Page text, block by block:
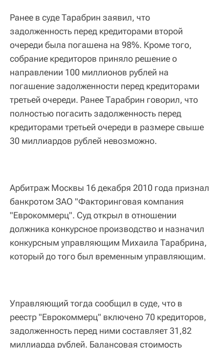
Ранее в суде Тарабрин заявил, что
задолженность перед кредиторами второй
очереди была погашена на 98%. Кроме того,
собрание кредиторов приняло решение о
направлении 100 миллионов рублей на
погашение задолженности перед кредиторами
третьей очереди. Ранее Тарабрин говорил, что
полностью погасить задолженность перед
кредиторами третьей очереди в размере свыше
30 миллиардов рублей невозможно.
Арбитраж Москвы 16 декабря 2010 года признал
банкротом ЗАО "Факторинговая компания
"Еврокоммерц". Суд открыл в отношении
должника конкурсное производство и назначил
конкурсным управляющим Михаила Тарабрина,
который до того был временным управляющим.
Управляющий тогда сообщил в суде, что в
реестр "Еврокоммерц" включено 70 кредиторов,
задолженность перед ними составляет 31,82
миллиарда рублей. Балансовая стоимость